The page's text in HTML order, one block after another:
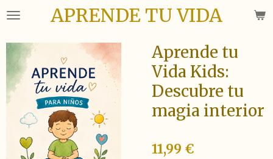
Ir
contenido
principal
APRENDE TU VIDA
Aprende tu
Vida Kids:
Descubre tu
magia interior
11,99 €